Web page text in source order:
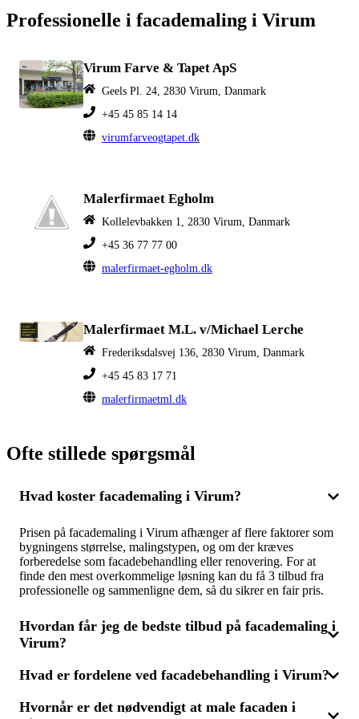
Professionelle i facademaling i Virum
Virum Farve & Tapet ApS
Geels Pl. 24, 2830 Virum, Danmark
+45 45 85 14 14
virumfarveogtapet.dk
Malerfirmaet Egholm
Kollelevbakken 1, 2830 Virum, Danmark
+45 36 77 77 00
malerfirmaet-egholm.dk
Malerfirmaet M.L. v/Michael Lerche
Frederiksdalsvej 136, 2830 Virum, Danmark
+45 45 83 17 71
malerfirmaetml.dk
Ofte stillede spørgsmål
Hvad koster facademaling i Virum?
Prisen på facademaling i Virum afhænger af flere faktorer som
bygningens størrelse, malingstypen, og om der kræves
forberedelse som facadebehandling eller renovering. For at
finde den mest overkommelige løsning kan du få 3 tilbud fra
professionelle og sammenligne dem, så du sikrer en fair pris.
Hvordan får jeg de bedste tilbud på facademaling i
Virum?
For at sikre de bedste tilbud på facademaling i Virum, er det en
sammenligne 3 tilbud kan du finde det, der bedst opfylder dine
Hvad er fordelene ved facadebehandling i Virum?
Facadebehandling kan forlænge din facades levetid og sikre, at
Hvornår er det nødvendigt at male facaden i